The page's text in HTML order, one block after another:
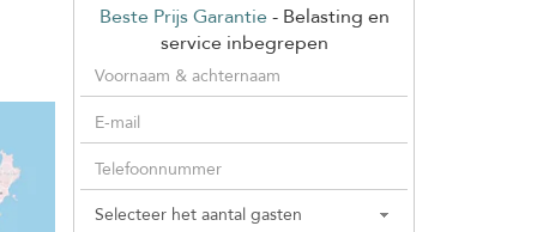
Beste Prijs Garantie - Belasting en
service inbegrepen